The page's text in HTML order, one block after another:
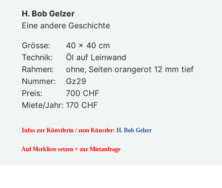
H. Bob Gelzer
Eine andere Geschichte
Grösse:
40 x 40 cm
Technik:
Öl auf Leinwand
Rahmen:
ohne, Seiten orangerot 12 mm tief
Nummer:
Gz29
Preis:
700 CHF
Miete/Jahr: 170 CHF
Infos zur Künstlerin / zum Künstler: H. Bob Gelzer